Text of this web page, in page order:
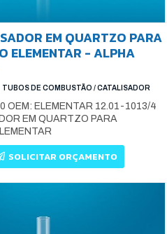
EM QUARTZO PARA
ELEMENTAR - ALPHA
TUBOS DE COMBUSTÃO / CATALISADOR
OEM: ELEMENTAR 12.01-1013/4
EM QUARTZO PARA
SOLICITAR ORÇAMENTO